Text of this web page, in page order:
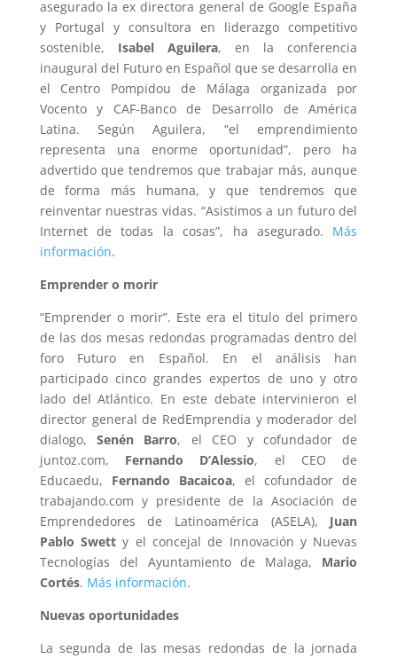
asegurado la ex directora general de Google España
y Portugal y consultora en liderazgo competitivo
sostenible, Isabel Aguilera, en la conferencia
inaugural del Futuro en Español que se desarrolla en
el Centro Pompidou de Málaga organizada por
Vocento y CAF-Banco de Desarrollo de América
Latina. Según Aguilera, “el emprendimiento
representa una enorme oportunidad”, pero ha
advertido que tendremos que trabajar más, aunque
de forma más humana, y que tendremos que
reinventar nuestras vidas. “Asistimos a un futuro del
Internet de todas la cosas”, ha asegurado. Más
información.
Emprender o morir
“Emprender o morir”. Este era el titulo del primero
de las dos mesas redondas programadas dentro del
foro Futuro en Español. En el análisis han
participado cinco grandes expertos de uno y otro
lado del Atlántico. En este debate intervinieron el
director general de RedEmprendia y moderador del
dialogo,Senén Barro, el CEO y cofundador de
juntoz.com, Fernando D’Alessio, el CEO de
Educaedu, Fernando Bacaicoa, el cofundador de
trabajando.com y presidente de la Asociación de
Emprendedores de Latinoamérica (ASELA), Juan
Pablo Swett y el concejal de Innovación y Nuevas
Tecnologías del Ayuntamiento de Malaga, Mario
Cortés. Más información.
Nuevas oportunidades
La segunda de las mesas redondas de la jornada